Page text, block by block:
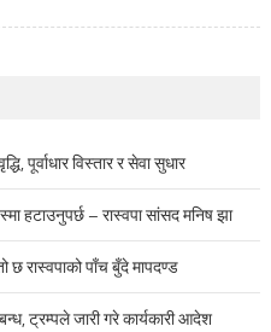
पूर्वाधार विस्तार र सेवा सुधार
हटाउनुपर्छ – रास्वपा सांसद मनिष झा
छ रास्वपाको पाँच बुँदे मापदण्ड
ट्रम्पले जारी गरे कार्यकारी आदेश